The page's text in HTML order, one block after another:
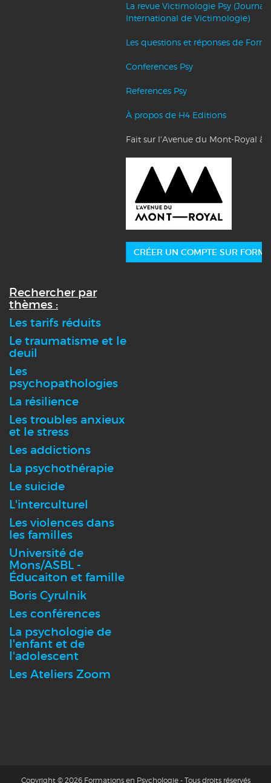
La revue Victimologie Psy (Journal
International de Victimologie)
Les questions et réponses de
Conferences Psy
References Psy
À propos de H4 Editions
Fait sur l'Avenue du Mont-Royal à
CRÉER UN COMPTE SUR
Rechercher par
thèmes :
Les tarifs réduits
Le traumatisme et le
deuil
Les
psychopathologies
La résilience
Les troubles anxieux
et le stress
Les addictions
La psychothérapie
Le suicide
L'interculturel
Les violences dans
les familles
Université de
Mons/ASBL -
Éducaiton et famille
Boris Cyrulnik
Les conférences
La psychologie de
l'enfant et de
l'adolescent
Les Ateliers Zoom
Copyright © 2026 Formations en Psychologie - Tous droits réservés